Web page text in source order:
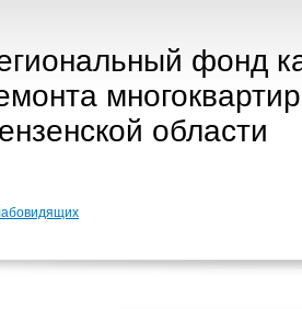
фонд
области